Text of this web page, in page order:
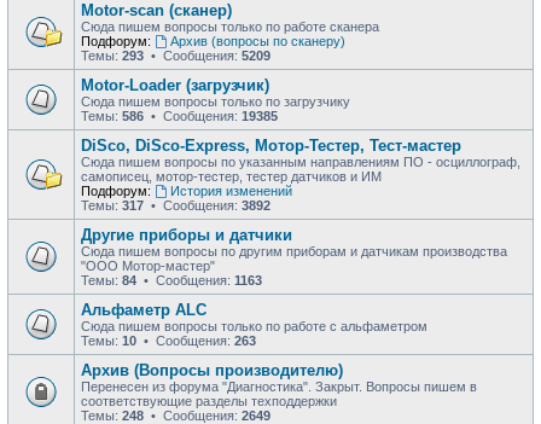
Motor-scan (сканер)
Сюда пишем вопросы только по работе сканера
Подфорум:
Архив (вопросы по сканеру)
Темы: 293 • Сообщения: 5209
Motor-Loader (загрузчик)
Сюда пишем вопросы только по загрузчику
Темы: 586 • Сообщения: 19385
DiSco, DiSco-Express, Мотор-Тестер, Тест-мастер
Сюда пишем вопросы по указанным направлениям ПО - осциллограф,
самописец, мотор-тестер, тестер датчиков и ИМ
Подфорум:
История изменений
Темы: 317 • Сообщения: 3892
Другие приборы и датчики
Сюда пишем вопросы по другим приборам и датчикам производства
"ООО Мотор-мастер"
Темы: 84 • Сообщения: 1163
Альфаметр ALC
Сюда пишем вопросы только по работе с альфаметром
Темы: 10 • Сообщения: 263
Архив (Вопросы производителю)
Перенесен из форума "Диагностика". Закрыт. Вопросы пишем в
соответствующие разделы техподдержки
Темы: 248 • Сообщения: 2649